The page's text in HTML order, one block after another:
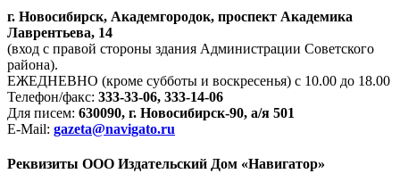
г. Новосибирск, Академгородок, проспект Академика
Лаврентьева, 14
(вход с правой стороны здания Администрации Советского
района).
ЕЖЕДНЕВНО (кроме субботы и воскресенья) с 10.00 до 18.00
Телефон/факс: 333-33-06, 333-14-06
Для писем: 630090, г. Новосибирск-90, а/я 501
E-Mail: gazeta@navigato.ru
Реквизиты ООО Издательский Дом «Навигатор»